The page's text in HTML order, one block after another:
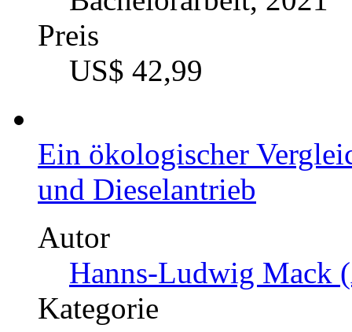
Dezentralisierung der
durch transformative
ungleicher
Autor
Michael Jakobs
Kategorie
Masterarbeit, 2022
Preis
US$ 42,99